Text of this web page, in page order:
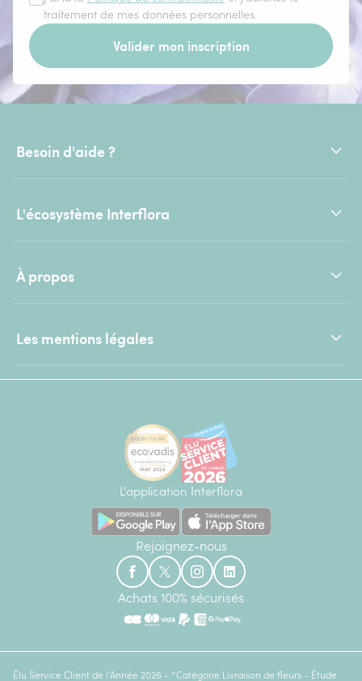
traitement de mes données personnelles.
Valider mon inscription
Besoin d'aide ?
L'écosystème Interflora
À propos
Les mentions légales
L'application Interflora
Rejoignez-nous
Achats 100% sécurisés
Élu Service Client de l'Année 2026 - *Catégorie Livraison de fleurs - Étude